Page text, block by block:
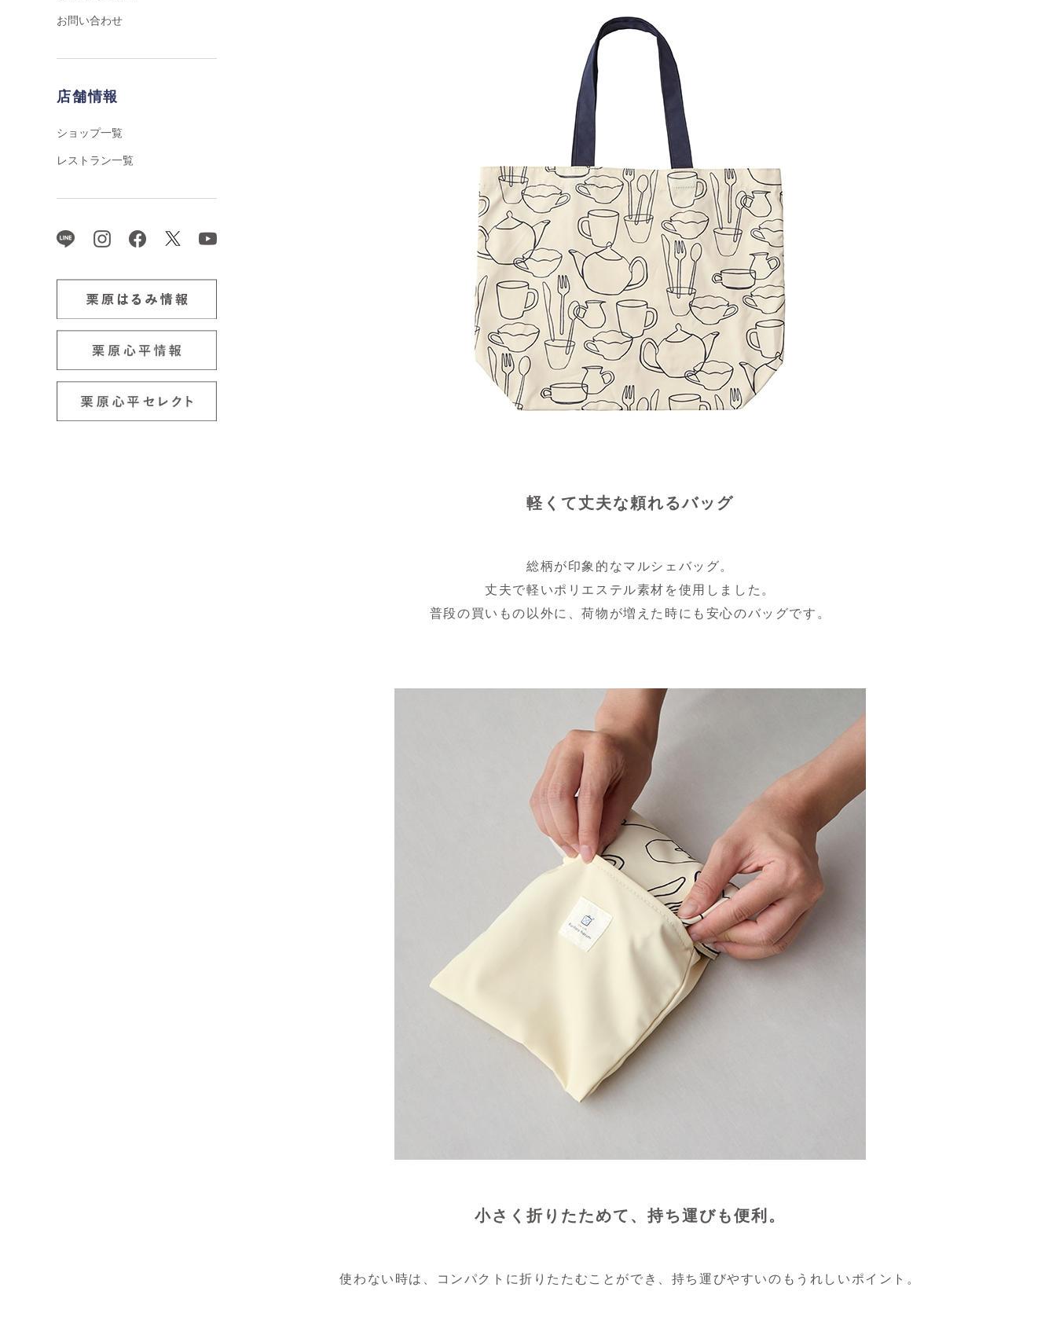
お問い合わせ
店舗情報
ショップ一覧
レストラン一覧
軽くて丈夫な頼れるバッグ
総柄が印象的なマルシェバッグ。
丈夫で軽いポリエステル素材を使用しました。
普段の買いもの以外に、荷物が増えた時にも安心のバッグです。
小さく折りたためて、持ち運びも便利。
使わない時は、コンパクトに折りたたむことができ、持ち運びやすいのもうれしいポイント。